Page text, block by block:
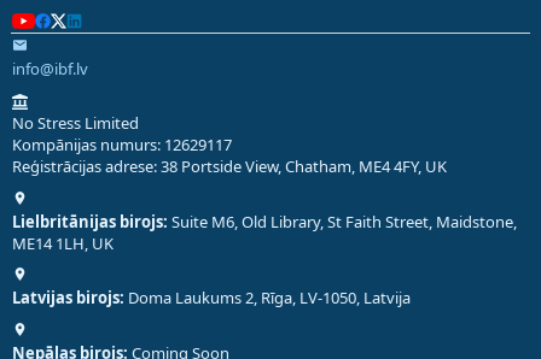
info@ibf.lv
No Stress Limited
Kompānijas numurs: 12629117
Reģistrācijas adrese: 38 Portside View, Chatham, ME4 4FY, UK
Lielbritānijas birojs: Suite M6, Old Library, St Faith Street, Maidstone,
ME14 1LH, UK
Latvijas birojs: Doma Laukums 2, Rīga, LV-1050, Latvija
Nepālas birojs: Coming Soon